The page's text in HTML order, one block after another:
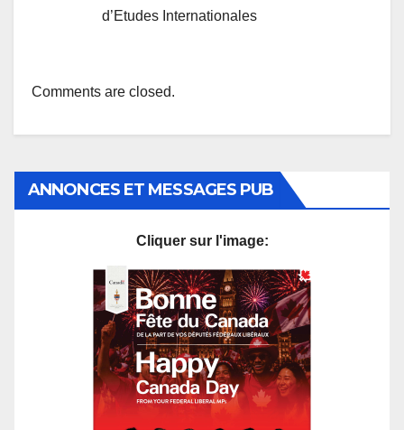
d’Etudes Internationales
Comments are closed.
ANNONCES ET MESSAGES PUB
Cliquer sur l'image: